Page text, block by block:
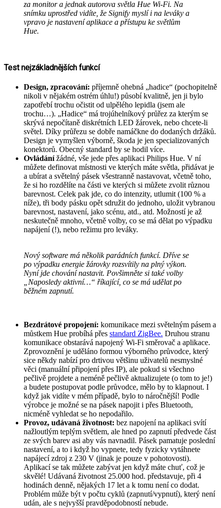
za monitor a jednak autorova světla Hue Wi-Fi. Na
snímku uprostřed vidíte, že Signify myslí i na leváky a
vpravo je nastavení aplikace a přístupu ke světlům
Hue.
Test nejzákladnějších funkcí
Design, zpracování: příjemně ohebná „hadice“ (pochopitelně
nikoli v nějakém ostrém úhlu!) působí kvalitně, jen ji bylo
zapotřebí trochu očistit od ulpělého lepidla (jsem ale
trochu…). „Hadice“ má trojúhelníkový průřez za kterým se
skrývá nepočítaně diskrétních LED žárovek, nebo chcete-li
světel. Díky průřezu se dobře namáčkne do dodaných držáků.
Design je vymyšlen výborně, škoda je jen specializovaných
konektorů. Obecný standard by se hodil více.
Ovládánížádné, vše jede přes aplikaci Philips Hue. V ní
můžete definovat místnosti ve kterých máte světla, přidávat je
a ubírat a světelný pásek všestranně nastavovat, včetně toho,
že si ho rozdělíte na části ve kterých si můžete zvolit různou
barevnost. Celek pak jde, co do intenzity, utlumit (100 % a
níže), tři body pásku opět sdružit do jednoho, uložit vybranou
barevnost, nastavení, jako scénu, atd., atd. Možností je až
neskutečně mnoho, včetně volby, co se má dělat po výpadku
napájení (!), nebo režimu pro leváky.
Nový software má několik parádních funkcí. Dříve se
po výpadku energie žárovky rozsvítily na plný výkon.
Nyní jde chování nastavit. Povšimněte si také volby
„Naposledy aktivní…“ říkající, co se má udělat po
běžném zapnutí.
Bezdrátové propojení: komunikace mezi světelným pásem a
můstkem Hue probíhá přes standard ZigBee. Druhou stranu
komunikace obstarává napojený Wi-Fi směrovač a aplikace.
Zprovoznění je uděláno formou výborného průvodce, který
sice někdy nabízí pro drtivou většinu uživatelů nesmyslné
věci (manuální připojení přes IP), ale pokud si všechno
pečlivě projdete a neméně pečlivě aktualizujete (o tom to je!)
a budete postupovat podle průvodce, mělo by to klapnout. I
když jak vidíte v mém případě, bylo to náročnější! Podle
výrobce je možné se na pásek napojit i přes Bluetooth,
nicméně vyhledat se ho nepodařilo.
Provoz, udávaná životnost: bez napojení na aplikaci svítí
nažloutlým teplým světlem, ale hned po zapnutí předvede část
ze svých barev asi aby vás navnadil. Pásek pamatuje poslední
nastavení, a to i když ho vypnete, tedy fyzicky vytáhnete
napájecí zdroj z 230 V (jinak je pouze v pohotovosti).
Aplikací se tak můžete zabývat jen když máte chuť, což je
skvělé! Udávaná životnost 25.000 hod. představuje, při 4
hodinách denně, nějakých 17 let a k tomu není co dodat.
Problém může být v počtu cyklů (zapnutí/vypnutí), který není
udán, ale s nejvyšší pravděpodobností nebude.